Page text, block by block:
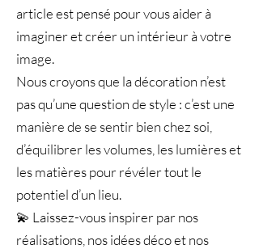
article est pensé pour vous aider à
imaginer et créer un intérieur à votre
image.
Nous croyons que la décoration n’est
pas qu’une question de style : c’est une
manière de se sentir bien chez soi,
d’équilibrer les volumes, les lumières et
les matières pour révéler tout le
potentiel d’un lieu.
💫 Laissez-vous inspirer par nos
réalisations, nos idées déco et nos